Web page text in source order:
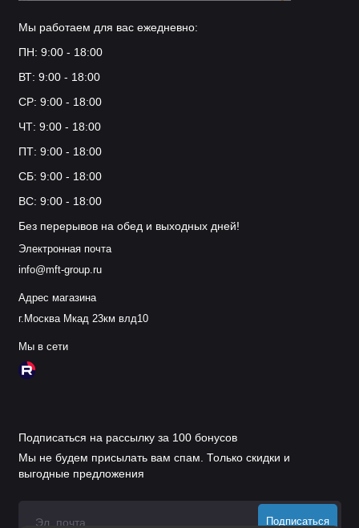
Мы работаем для вас ежедневно:
ПН: 9:00 - 18:00
ВТ: 9:00 - 18:00
СР: 9:00 - 18:00
ЧТ: 9:00 - 18:00
ПТ: 9:00 - 18:00
СБ: 9:00 - 18:00
ВС: 9:00 - 18:00
Без перерывов на обед и выходных дней!
Электронная почта
info@mft-group.ru
Адрес магазина
г.Москва Мкад 23км влд10
Мы в сети
Подписаться на рассылку за 100 бонусов
Мы не будем присылать вам спам. Только скидки и
выгодные предложения
Подписаться